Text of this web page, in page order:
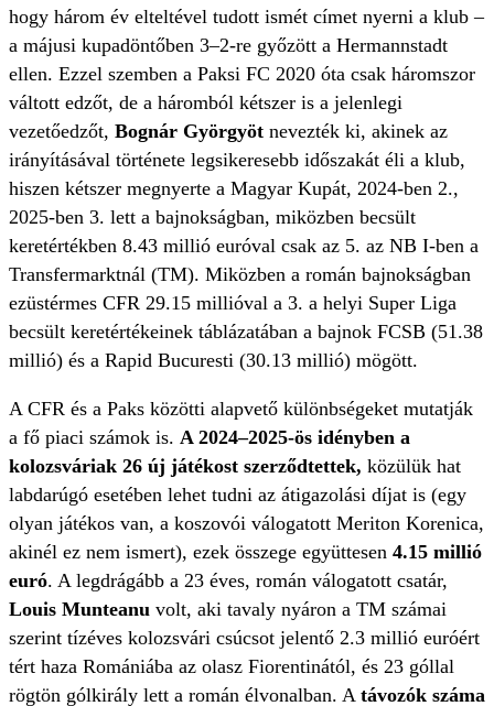
hogy három év elteltével tudott ismét címet nyerni a klub –
a májusi kupadöntőben 3–2-re győzött a Hermannstadt
ellen. Ezzel szemben a Paksi FC 2020 óta csak háromszor
váltott edzőt, de a háromból kétszer is a jelenlegi
vezetőedzőt, Bognár Györgyöt nevezték ki, akinek az
irányításával története legsikeresebb időszakát éli a klub,
hiszen kétszer megnyerte a Magyar Kupát, 2024-ben 2.,
2025-ben 3. lett a bajnokságban, miközben becsült
keretértékben 8.43 millió euróval csak az 5. az NB I-ben a
Transfermarktnál (TM). Miközben a román bajnokságban
ezüstérmes CFR 29.15 millióval a 3. a helyi Super Liga
becsült keretértékeinek táblázatában a bajnok FCSB (51.38
millió) és a Rapid Bucuresti (30.13 millió) mögött.
A CFR és a Paks közötti alapvető különbségeket mutatják
a fő piaci számok is. A 2024–2025-ös idényben a
kolozsváriak 26 új játékost szerződtettek, közülük hat
labdarúgó esetében lehet tudni az átigazolási díjat is (egy
olyan játékos van, a koszovói válogatott Meriton Korenica,
akinél ez nem ismert), ezek összege együttesen 4.15 millió
euró. A legdrágább a 23 éves, román válogatott csatár,
Louis Munteanu volt, aki tavaly nyáron a TM számai
szerint tízéves kolozsvári csúcsot jelentő 2.3 millió euróért
tért haza Romániába az olasz Fiorentinától, és 23 góllal
rögtön gólkirály lett a román élvonalban. A távozók száma